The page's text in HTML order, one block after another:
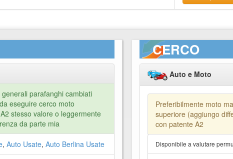
parafanghi cambiati
eseguire cerco moto
stesso valore o leggermente
da parte mia
, Auto Usate, Auto Berlina Usate
CERCO
Auto e Moto
Preferibilmente moto
superiore (aggiungo
con patente A2
Disponibile a valutare